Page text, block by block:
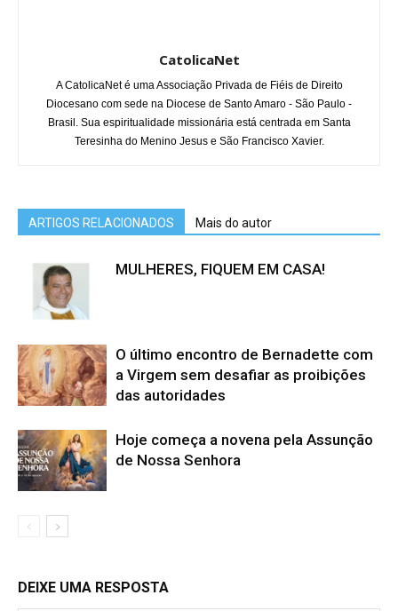
CatolicaNet
A CatolicaNet é uma Associação Privada de Fiéis de Direito
Diocesano com sede na Diocese de Santo Amaro - São Paulo -
Brasil. Sua espiritualidade missionária está centrada em Santa
Teresinha do Menino Jesus e São Francisco Xavier.
ARTIGOS RELACIONADOS Mais do autor
MULHERES, FIQUEM EM CASA!
O último encontro de Bernadette com
a Virgem sem desafiar as proibições
das autoridades
Hoje começa a novena pela Assunção
de Nossa Senhora
DEIXE UMA RESPOSTA